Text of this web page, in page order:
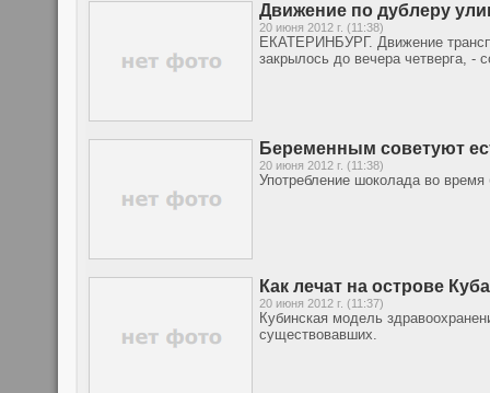
Движение по дублеру
20 июня 2012 г. (11:38)
ЕКАТЕРИНБУРГ. Движение
закрылось до вечера четверга,
Беременным советуют
20 июня 2012 г. (11:38)
Употребление шоколада во
Как лечат на острове
20 июня 2012 г. (11:37)
Кубинская модель
существовавших.